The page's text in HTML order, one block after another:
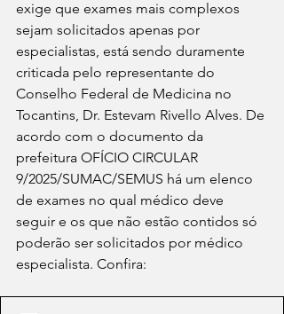
exige que exames mais complexos
sejam solicitados apenas por
especialistas, está sendo duramente
criticada pelo representante do
Conselho Federal de Medicina no
Tocantins, Dr. Estevam Rivello Alves. De
acordo com o documento da
prefeitura OFÍCIO CIRCULAR
9/2025/SUMAC/SEMUS há um elenco
de exames no qual médico deve
seguir e os que não estão contidos só
poderão ser solicitados por médico
especialista. Confira: